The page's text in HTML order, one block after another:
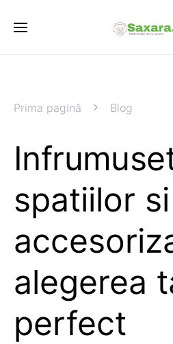
Prima pagină Blog
spatiilor si
alegerea
perfect